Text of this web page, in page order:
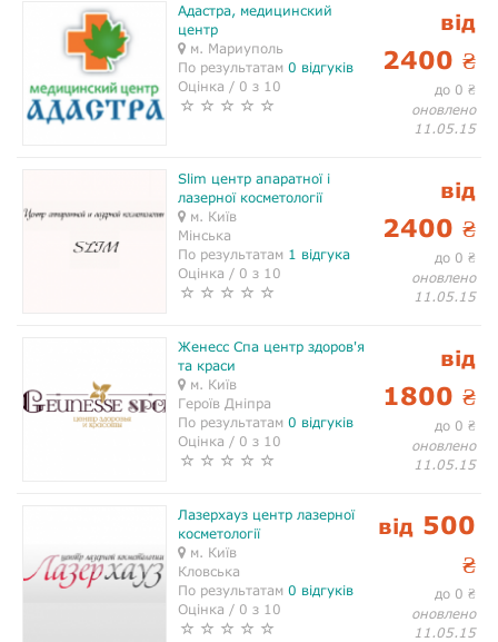
Адастра, медицинский
центр
м. Мариуполь
По результатам 0 відгуків
Оцінка / 0 з 10
від
2400 ₴
до 0 ₴
оновлено
11.05.15
Slim центр апаратної і
лазерної косметології
м. Київ
Мінська
По результатам 1 відгука
Оцінка / 0 з 10
від
2400 ₴
до 0 ₴
оновлено
11.05.15
Женесс Спа центр здоров'я
та краси
м. Київ
Героїв Дніпра
По результатам 0 відгуків
Оцінка / 0 з 10
від
1800 ₴
до 0 ₴
оновлено
11.05.15
Лазерхауз центр лазерної
косметології
м. Київ
Кловська
По результатам 0 відгуків
Оцінка / 0 з 10
від 500
₴
до 0 ₴
оновлено
11.05.15